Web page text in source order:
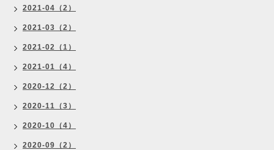
2021-04（2）
2021-03（2）
2021-02（1）
2021-01（4）
2020-12（2）
2020-11（3）
2020-10（4）
2020-09（2）